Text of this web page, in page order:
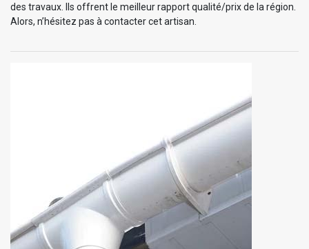
des travaux. Ils offrent le meilleur rapport qualité/prix de la région.
Alors, n’hésitez pas à contacter cet artisan.